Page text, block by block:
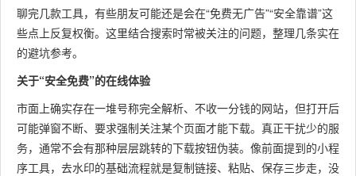
聊完几款工具，有些朋友可能还是会在“免费无广告”“安全靠谱”这
些点上反复权衡。这里结合搜索时常被关注的问题，整理几条实在
的避坑参考。
关于“安全免费”的在线体验
市面上确实存在一堆号称完全解析、不收一分钱的网站，但打开后
可能弹窗不断、要求强制关注某个页面才能下载。真正干扰少的服
务，通常不会有那种层层跳转的下载按钮伪装。像前面提到的小程
序工具，去水印的基础流程就是复制链接、粘贴、保存三步走，没